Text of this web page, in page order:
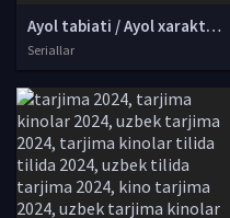
Ayol tabiati / Ayol xarakteri Xitoy seriali Barcha qismlar Uzbek tilida 2023 O'zbekcha tarjima serial Full HD tas-ix skachat
Seriallar